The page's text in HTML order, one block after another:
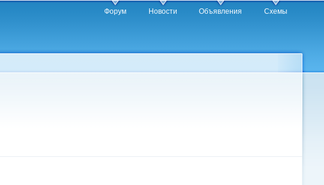
Форум Новости Объявления Схемы